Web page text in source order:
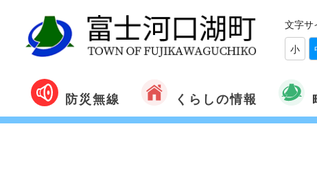
文字サ
小
防災無線 くらしの情報